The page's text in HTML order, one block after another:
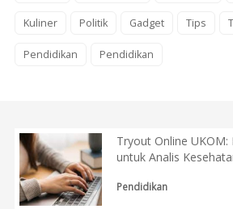
Kuliner Politik Gadget Tips
Pendidikan Pendidikan
Tryout Online UKOM:
untuk Analis
Pendidikan